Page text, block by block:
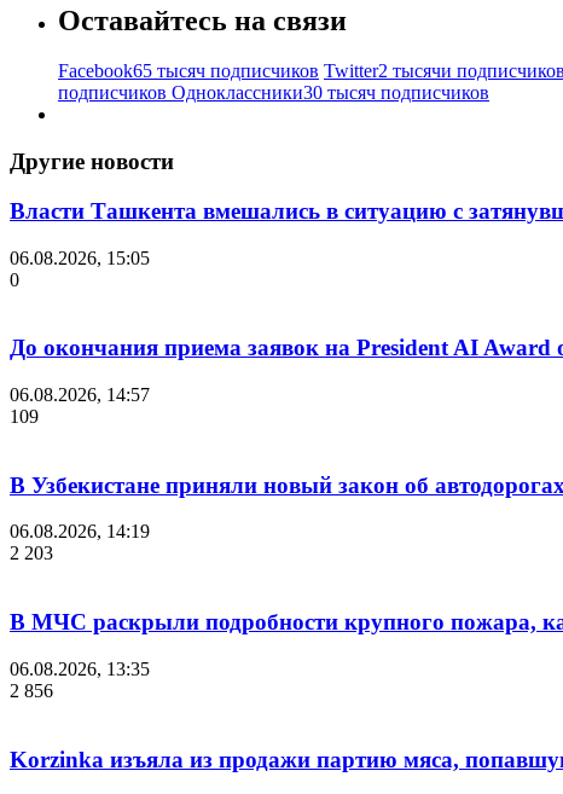
Оставайтесь на связи
Facebook65 тысяч подписчиков Twitter2 тысячи подписчиков
подписчиков Одноклассники30 тысяч подписчиков
Другие новости
Власти Ташкента вмешались в ситуацию с
06.08.2026, 15:05
0
До окончания приема заявок на President AI Award
06.08.2026, 14:57
109
В Узбекистане приняли новый закон об
06.08.2026, 14:19
2 203
В МЧС раскрыли подробности крупного пожара,
06.08.2026, 13:35
2 856
Korzinka изъяла из продажи партию мяса,